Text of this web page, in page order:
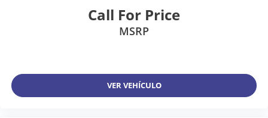
Call For Price
MSRP
VER VEHÍCULO